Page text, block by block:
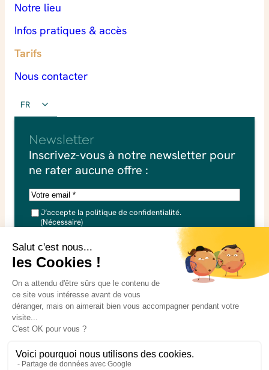
Notre lieu
Infos pratiques & accès
Tarifs
Nous contacter
FR
Newsletter
Inscrivez-vous à notre newsletter pour
ne rater aucune offre :
-
m
a
i
l
N
é
c
e
s
s
G
P
é
e
s
s
a
i
r
)
J’accepte la politique de confidentialité.
(Nécessaire)
J’accepte que mes données soit utilisées dans le cadre de
ma demande. Consultez notre
politique de confidentialité
pour plus d’informations.